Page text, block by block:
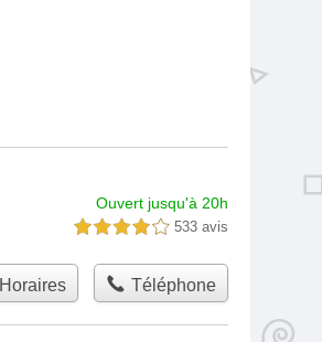
Ouvert jusqu'à 20h
4,0 étoiles sur 5 533 avis
Horaires Téléphone